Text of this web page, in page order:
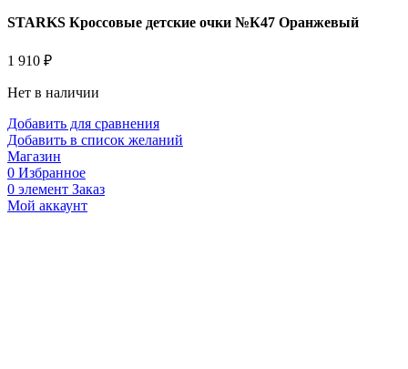
STARKS Кроссовые детские очки №К47 Оранжевый
1 910 ₽
Нет в наличии
Добавить для сравнения
Добавить в список желаний
Магазин
0 Избранное
0 элемент Заказ
Мой аккаунт